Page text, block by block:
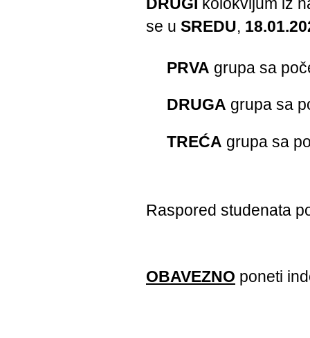
DRUGI
kolokvijum iz
se u SREDU,
PRVA grupa sa
DRUGA grupa sa
TREĆA grupa sa
Raspored studenata
OBAVEZNO poneti